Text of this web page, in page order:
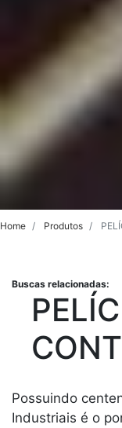
Home Produtos
Buscas relacionadas:
Possuindo
Industriais é o